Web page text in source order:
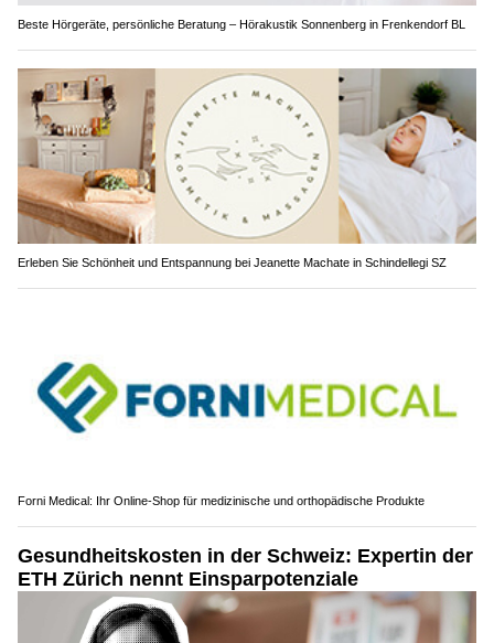
Beste Hörgeräte, persönliche Beratung – Hörakustik Sonnenberg in Frenkendorf BL
Erleben Sie Schönheit und Entspannung bei Jeanette Machate in Schindellegi SZ
Forni Medical: Ihr Online-Shop für medizinische und orthopädische Produkte
Gesundheitskosten in der Schweiz: Expertin der
ETH Zürich nennt Einsparpotenziale